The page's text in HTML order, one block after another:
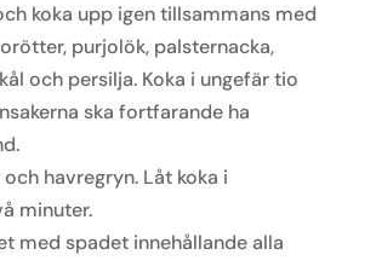
koka upp igen tillsammans med
purjolök, palsternacka,
och persilja. Koka i ungefär tio
ska fortfarande ha
havregryn. Låt koka i
minuter.
med spadet innehållande alla